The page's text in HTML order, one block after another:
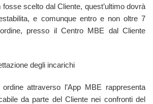
scelto dal Cliente, quest’ultimo dovrà
e comunque entro e non oltre 7
presso il Centro MBE dal Cliente
degli incarichi
attraverso l’App MBE rappresenta
da parte del Cliente nei confronti del